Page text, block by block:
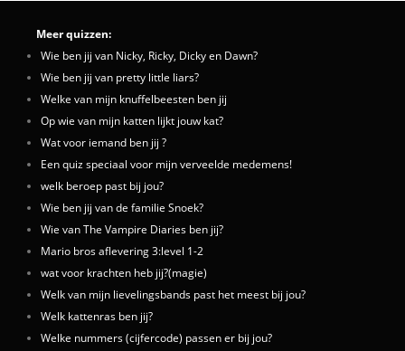
Meer quizzen:
Wie ben jij van Nicky, Ricky, Dicky en Dawn?
Wie ben jij van pretty little liars?
Welke van mijn knuffelbeesten ben jij
Op wie van mijn katten lijkt jouw kat?
Wat voor iemand ben jij ?
Een quiz speciaal voor mijn verveelde medemens!
welk beroep past bij jou?
Wie ben jij van de familie Snoek?
Wie van The Vampire Diaries ben jij?
Mario bros aflevering 3:level 1-2
wat voor krachten heb jij?(magie)
Welk van mijn lievelingsbands past het meest bij jou?
Welk kattenras ben jij?
Welke nummers (cijfercode) passen er bij jou?